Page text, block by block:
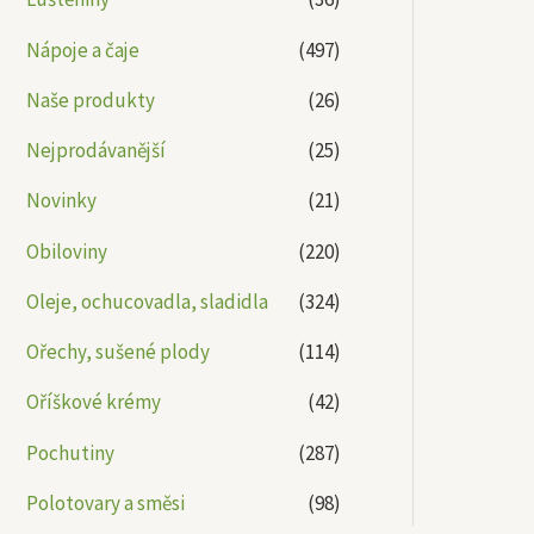
Nápoje a čaje
(497)
Naše produkty
(26)
Nejprodávanější
(25)
Novinky
(21)
Obiloviny
(220)
Oleje, ochucovadla, sladidla
(324)
Ořechy, sušené plody
(114)
Oříškové krémy
(42)
Pochutiny
(287)
Polotovary a směsi
(98)